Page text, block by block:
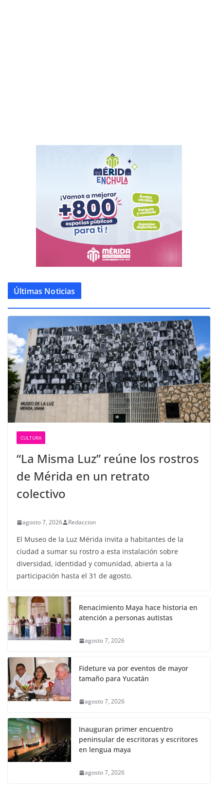
Últimas Noticias
CULTURA
“La Misma Luz” reúne los rostros
de Mérida en un retrato
colectivo
agosto 7, 2026 Redaccion
El Museo de la Luz Mérida invita a habitantes de la
ciudad a sumar su rostro a esta instalación sobre
diversidad, identidad y comunidad, abierta a la
participación hasta el 31 de agosto.
Renacimiento Maya hace historia en
atención a personas autistas
agosto 7, 2026
Fideture va por eventos de mayor
tamaño para Yucatán
agosto 7, 2026
Inauguran primer encuentro
peninsular de escritoras y escritores
en lengua maya
agosto 7, 2026